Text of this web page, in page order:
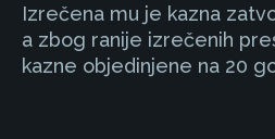
Izrečena mu je kazna
a zbog ranije izrečenih
kazne objedinjene na 20